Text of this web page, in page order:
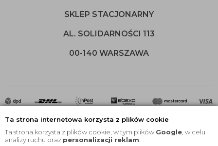
Ta strona internetowa korzysta z plików cookie
Ta strona korzysta z plików cookie, w tym plików Google , w celu
analizy ruchu oraz personalizacji reklam
SKLEP STACJONARNY
AL. SOLIDARNOŚCI 113
00-140 WARSZAWA